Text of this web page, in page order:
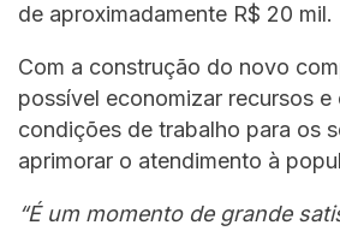
de aproximadamente R$ 20 mil.
Com a construção do novo
possível economizar recursos e
condições de trabalho para os
aprimorar o atendimento à
“É um momento de grande